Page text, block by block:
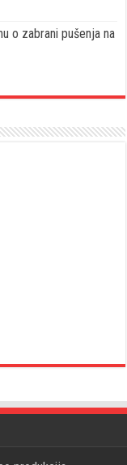
o zabrani pušenja na